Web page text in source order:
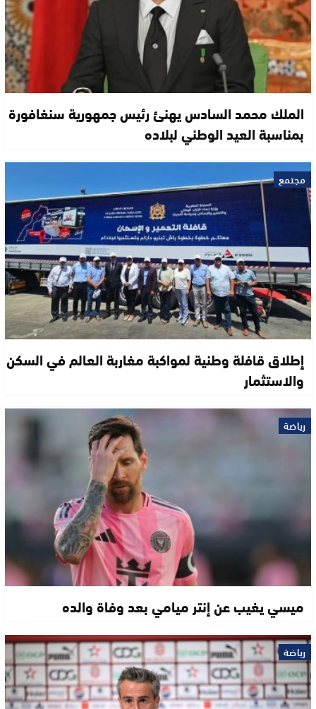
الملك محمد السادس يهنئ رئيس جمهورية سنغافورة
بمناسبة العيد الوطني لبلاده
مجتمع
إطلاق قافلة وطنية لمواكبة مغاربة العالم في السكن
والاستثمار
رياضة
ميسي يغيب عن إنتر ميامي بعد وفاة والده
رياضة